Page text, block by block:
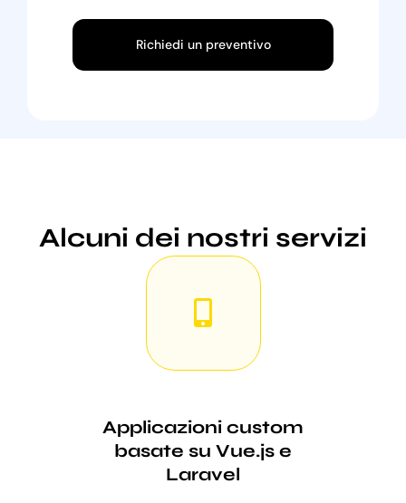
Richiedi un preventivo
Alcuni dei nostri servizi
Applicazioni custom
basate su Vue.js e
Laravel